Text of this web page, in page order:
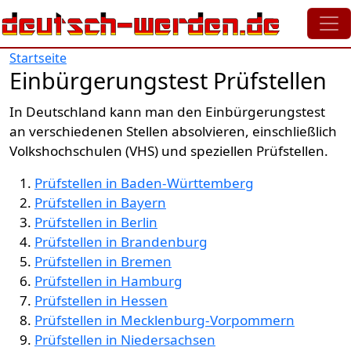
Direkt zum Inhalt
Startseite
Einbürgerungstest Prüfstellen
In Deutschland kann man den Einbürgerungstest
an verschiedenen Stellen absolvieren, einschließlich
Volkshochschulen (VHS) und speziellen Prüfstellen.
Prüfstellen in Baden-Württemberg
Prüfstellen in Bayern
Prüfstellen in Berlin
Prüfstellen in Brandenburg
Prüfstellen in Bremen
Prüfstellen in Hamburg
Prüfstellen in Hessen
Prüfstellen in Mecklenburg-Vorpommern
Prüfstellen in Niedersachsen